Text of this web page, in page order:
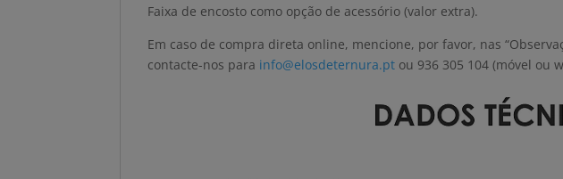
Faixa de encosto como opção de acessório (valor extra).
Em caso de compra direta online, mencione, por favor, nas
contacte-nos para info@elosdeternura.pt ou 936 305 104 (móvel ou